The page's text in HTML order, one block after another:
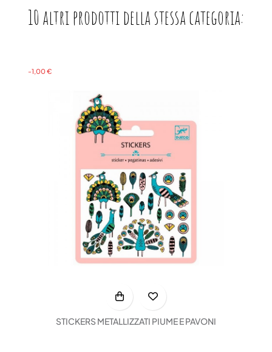
10 altri prodotti della stessa categoria:
-1,00 €
STICKERS METALLIZZATI PIUME E PAVONI